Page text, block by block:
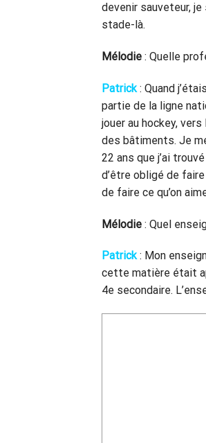
devenir sauveteur,
stade-là.
Mélodie : Quelle
Patrick : Quand
partie de la ligne
jouer au hockey,
des bâtiments. Je
22 ans que j’ai
d’être obligé de
de faire ce qu’on
Mélodie : Quel
Patrick: Mon
cette matière était
4e secondaire.